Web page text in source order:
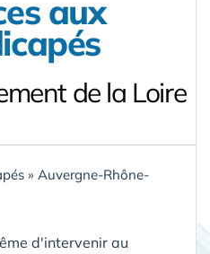
aux
de la Loire
» Auvergne-Rhône-
d'intervenir au